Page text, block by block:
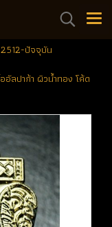
ปัจจุบัน
ลปาก้า ผิวน้ำทอง โค้ด